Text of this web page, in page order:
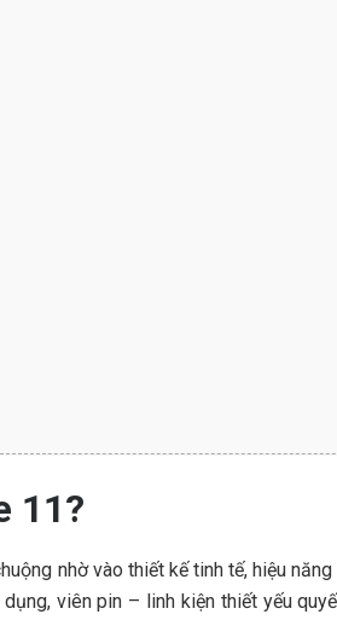
11?
nhờ vào thiết kế tinh tế, hiệu
viên pin – linh kiện thiết yếu